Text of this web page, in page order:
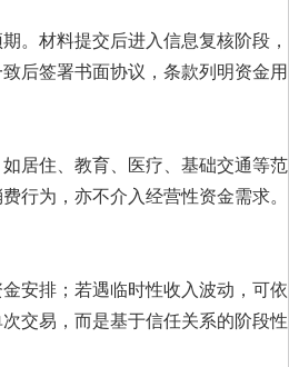
。材料提交后进入信息复核阶段，
后签署书面协议，条款列明资金用
居住、教育、医疗、基础交通等范
行为，亦不介入经营性资金需求。
安排；若遇临时性收入波动，可依
交易，而是基于信任关系的阶段性